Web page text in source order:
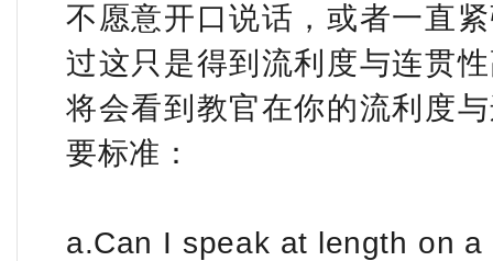
不愿意开口说话，或者一直
过这只是得到流利度与连贯
将会看到教官在你的流利度
要标准：
a.Can I speak at length on